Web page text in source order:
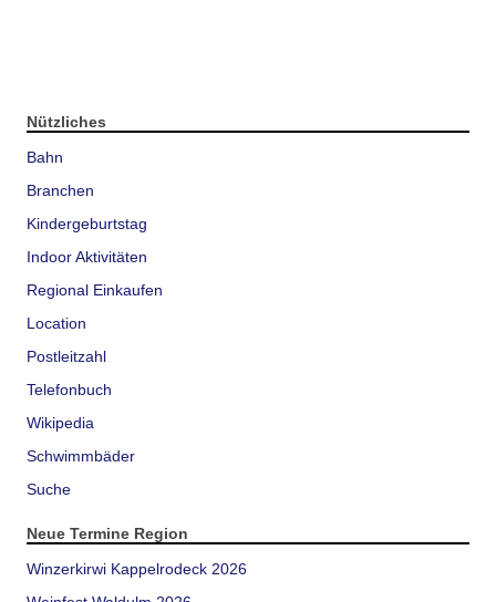
Nützliches
Bahn
Branchen
Kindergeburtstag
Indoor Aktivitäten
Regional Einkaufen
Location
Postleitzahl
Telefonbuch
Wikipedia
Schwimmbäder
Suche
Neue Termine Region
Winzerkirwi Kappelrodeck 2026